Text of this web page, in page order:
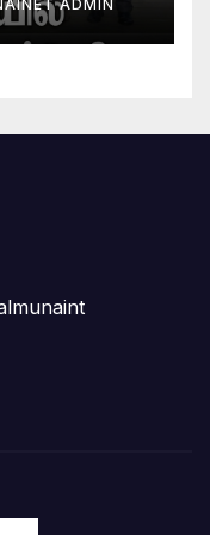
ADMIN